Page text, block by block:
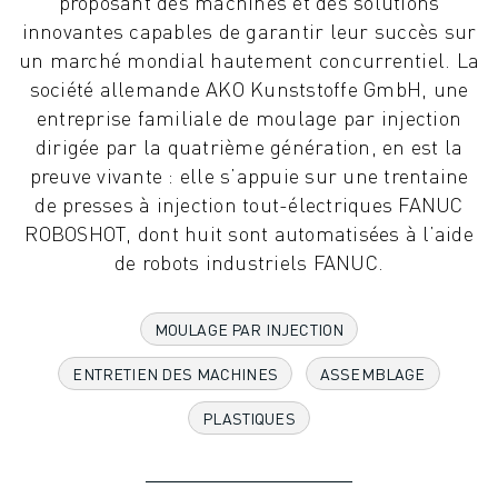
ROBOTS INDUSTRIELS
ROBOTS COLLABORATIFS
GAMME DE ROBOTS
CONTRÔLEURS DE ROBOTS
ACCESSOIRES POUR ROBOTS
LOGICIEL ROBOT
LOGICIEL DE SIMULATION
PRODUITS DE ROBOTIQUE ÉDUCATIVE
AUTOMATISATION DES ROBOTS
ROBOTS DE SOUDAGE À L'ARC
SÉRIE M-900
ROBOTS DELTA
ROBOTS POUR L'ALIMENTATION ET LES SALLES BLANCHES
innovantes capables de garantir leur succès sur
un marché mondial hautement concurrentiel. La
société allemande AKO Kunststoffe GmbH, une
entreprise familiale de moulage par injection
dirigée par la quatrième génération, en est la
preuve vivante : elle s’appuie sur une trentaine
de presses à injection tout-électriques FANUC
ROBOSHOT, dont huit sont automatisées à l’aide
de robots industriels FANUC.
MOULAGE PAR INJECTION
ENTRETIEN DES MACHINES ASSEMBLAGE
PLASTIQUES